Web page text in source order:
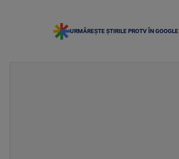
URMĂREȘTE ȘTIRILE PROTV ÎN